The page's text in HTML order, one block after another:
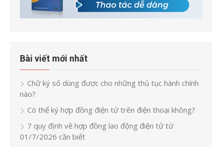
Bài viết mới nhất
Chữ ký số dùng được cho những thủ tục hành chính
nào?
Có thể ký hợp đồng điện tử trên điện thoại không?
7 quy định về hợp đồng lao động điện tử từ
01/7/2026 cần biết